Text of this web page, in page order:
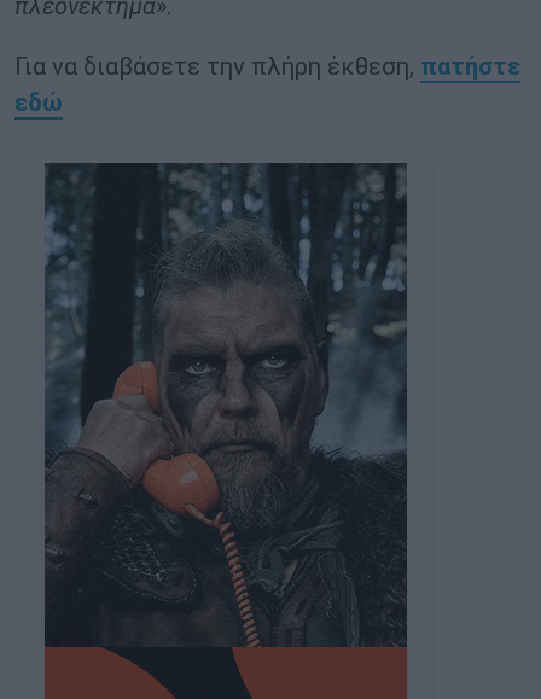
πλεονέκτημα».
Για να διαβάσετε την πλήρη έκθεση, πατήστε
εδώ